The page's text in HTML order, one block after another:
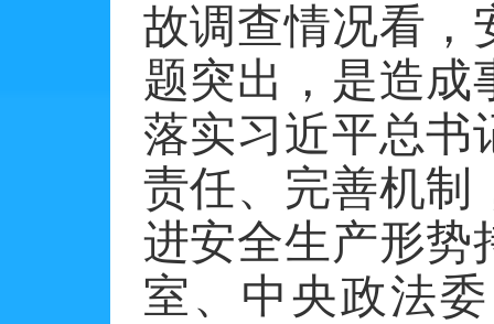
故调查情况看，
题突出，是造成
落实习近平总书
责任、完善机制
进安全生产形势
室、中央政法